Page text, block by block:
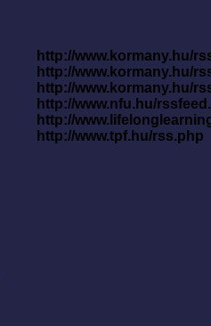
http://www.kormany.hu/
http://www.kormany.hu/
http://www.kormany.hu/
http://www.nfu.hu/
http://
http://www.tpf.hu/rss.php